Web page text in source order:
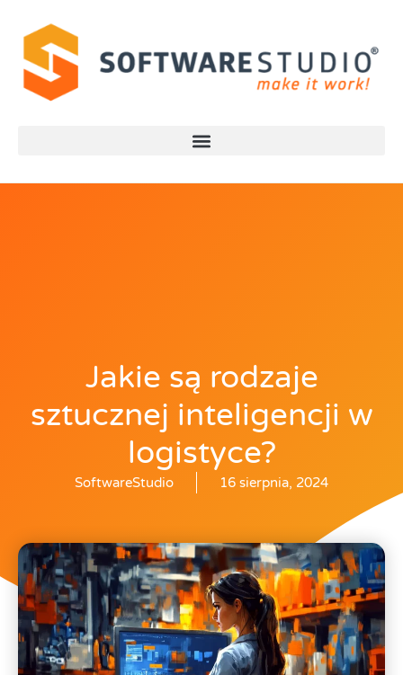
Jakie są rodzaje
sztucznej inteligencji w
logistyce?
SoftwareStudio 16 sierpnia, 2024